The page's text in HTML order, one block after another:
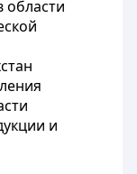
области
и